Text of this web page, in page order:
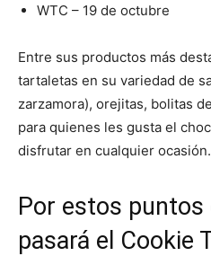
WTC – 19 de octubre
Entre sus productos más
tartaletas en su variedad de
zarzamora), orejitas, bolitas
para quienes les gusta el
disfrutar en cualquier ocasión.
Por estos puntos
pasará el Cookie